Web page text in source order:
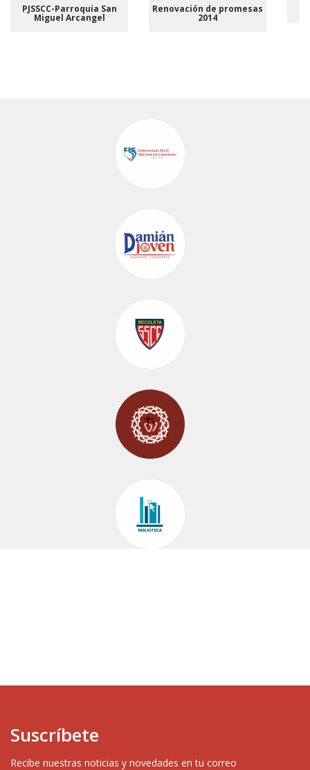
PJSSCC-Parroquia San
Miguel Arcangel
Renovación de promesas
2014
Suscríbete
Recibe nuestras noticias y novedades en tu correo